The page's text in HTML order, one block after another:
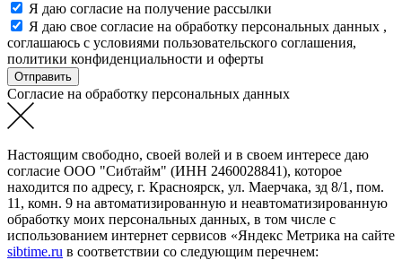
Я даю согласие на получение рассылки
Я даю свое согласие на обработку персональных данных ,
соглашаюсь с условиями пользовательского соглашения,
политики конфиденциальности и оферты
Согласие на обработку персональных данных
Настоящим свободно, своей волей и в своем интересе даю
согласие ООО "Сибтайм" (ИНН 2460028841), которое
находится по адресу, г. Красноярск, ул. Маерчака, зд 8/1, пом.
11, комн. 9 на автоматизированную и неавтоматизированную
обработку моих персональных данных, в том числе с
использованием интернет сервисов «Яндекс Метрика на сайте
sibtime.ru в соответствии со следующим перечнем: